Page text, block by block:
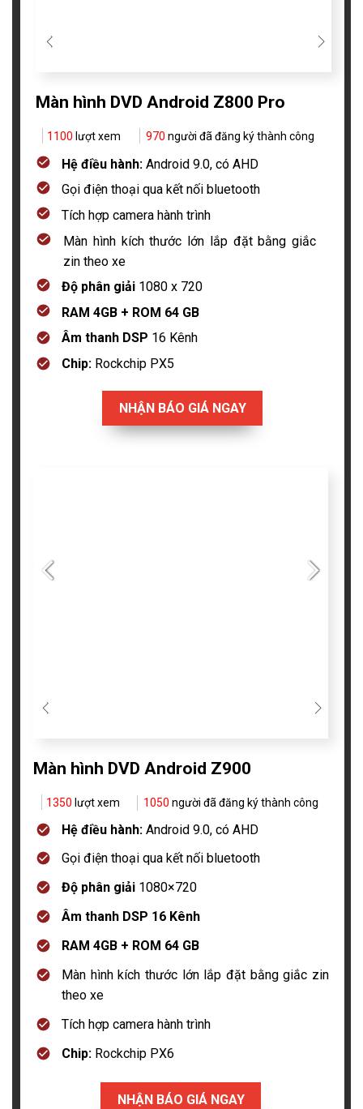
Màn hình DVD Android Z800 Pro
970người đã đăng ký thành công
1100 lượt xem
NHẬN BÁO GIÁ NGAY
Màn hình DVD Android Z900
1050 người đã đăng ký thành công
1350 lượt xem
NHẬN BÁO GIÁ NGAY
Hệ điều hành: Android 9.0, có AHD
Gọi điện thoại qua kết nối bluetooth
Tích hợp camera hành trình
Màn hình kích thước lớn lắp đặt bằng giắc
zin theo xe
Độ phân giải 1080 x 720
RAM 4GB + ROM 64 GB
Âm thanh DSP 16 Kênh
Chip: Rockchip PX5
Chip: Rockchip PX6
Hệ điều hành: Android 9.0, có AHD
Gọi điện thoại qua kết nối bluetooth
Tích hợp camera hành trình
Màn hình kích thước lớn lắp đặt bằng giắc zin
theo xe
Độ phân giải 1080×720
RAM 4GB + ROM 64 GB
Âm thanh DSP 16 Kênh